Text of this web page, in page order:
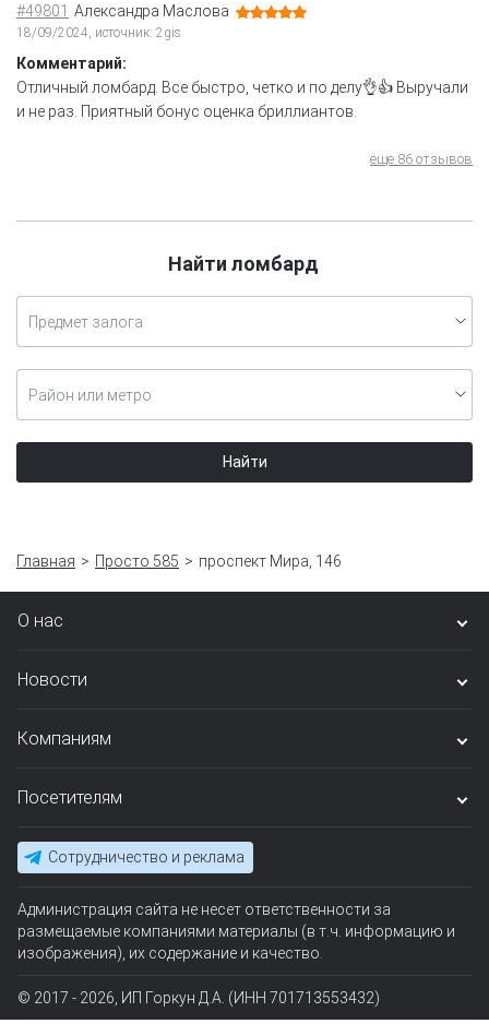
#49801 Александра Маслова
18/09/2024, источник: 2gis
Комментарий:
Отличный ломбард. Все быстро, четко и по делу👌👍 Выручали
и не раз. Приятный бонус оценка бриллиантов.
еще 86 отзывов
Найти ломбард
Предмет залога
Район или метро
Найти
Главная Просто 585 проспект Мира, 146
О нас
Новости
Компаниям
Посетителям
Сотрудничество и реклама
Администрация сайта не несет ответственности за
размещаемые компаниями материалы (в т.ч. информацию и
изображения), их содержание и качество.
© 2017 - 2026, ИП Горкун Д.А. (ИНН 701713553432)